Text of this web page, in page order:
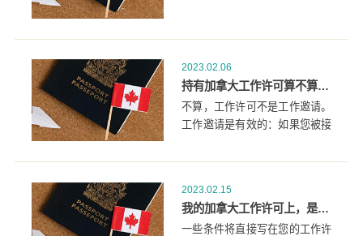
2023.02.06
持有加拿大工作许可算不算工作邀请？
不算，工作许可不是工作邀请。
工作邀请是有效的：如果您被接
你一份一年或以上的全职、非季
社会发展部的积极的劳动力市场
影响评估(LMIA).
2023.02.15
我的加拿大工作许可上，是否有任何条件？
一些条件将直接写在您的工作许